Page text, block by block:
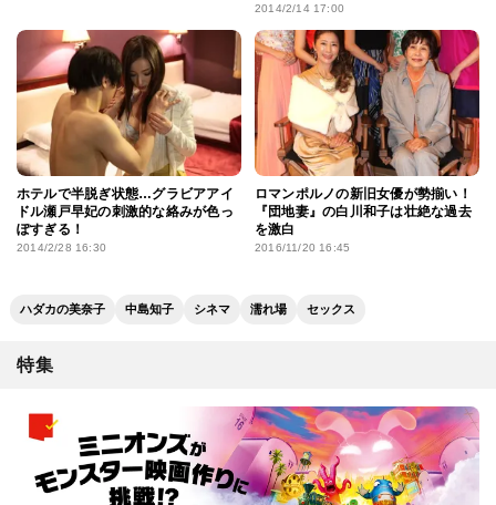
2014/2/14 17:00
ホテルで半脱ぎ状態…グラビアアイ
ドル瀬戸早妃の刺激的な絡みが色っ
ぽすぎる！
2014/2/28 16:30
ロマンポルノの新旧女優が勢揃い！
『団地妻』の白川和子は壮絶な過去
を激白
2016/11/20 16:45
ハダカの美奈子 中島知子 シネマ 濡れ場 セックス
特集